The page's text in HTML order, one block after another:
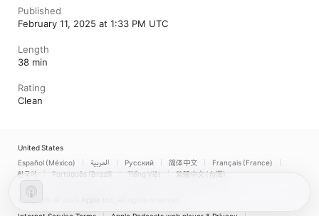
Published
February 11, 2025 at 1:33 PM UTC
Length
38 min
Rating
Clean
United States
Español (México)
العربية Русский 简体中文
Français (France)
한국어
Português (Brazil) Tiếng Việt 繁體中文 (台灣)
Copyright © 2026